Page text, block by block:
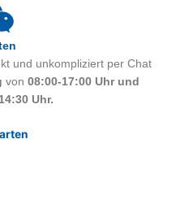
und unkompliziert per Chat
von 08:00-17:00 Uhr und
Uhr.